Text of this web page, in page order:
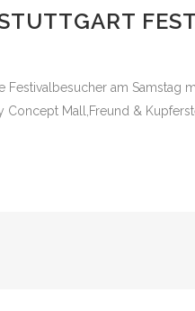
Festivalbesucher am Samstag
Concept Mall,Freund &